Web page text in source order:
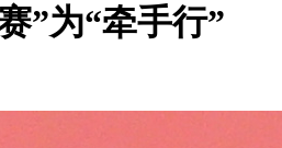
”为“牵手行”